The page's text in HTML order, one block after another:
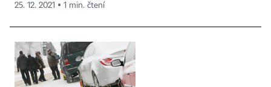
25. 12. 2021 ▪ 1 min. čtení